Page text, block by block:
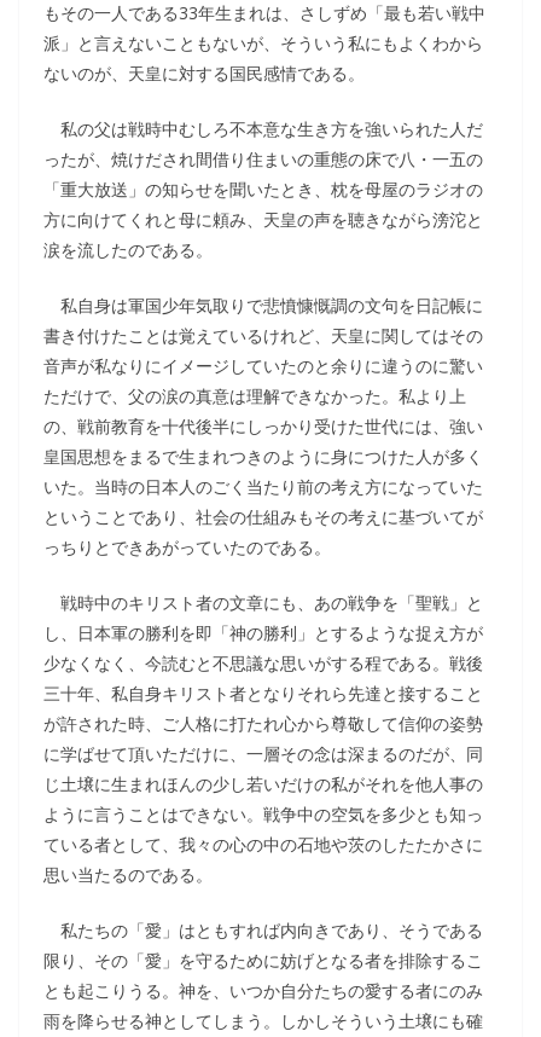
もその一人である33年生まれは、さしずめ「最も若い戦中
派」と言えないこともないが、そういう私にもよくわから
ないのが、天皇に対する国民感情である。
私の父は戦時中むしろ不本意な生き方を強いられた人だ
ったが、焼けだされ間借り住まいの重態の床で八・一五の
「重大放送」の知らせを聞いたとき、枕を母屋のラジオの
方に向けてくれと母に頼み、天皇の声を聴きながら滂沱と
涙を流したのである。
私自身は軍国少年気取りで悲憤慷慨調の文句を日記帳に
書き付けたことは覚えているけれど、天皇に関してはその
音声が私なりにイメージしていたのと余りに違うのに驚い
ただけで、父の涙の真意は理解できなかった。私より上
の、戦前教育を十代後半にしっかり受けた世代には、強い
皇国思想をまるで生まれつきのように身につけた人が多く
いた。当時の日本人のごく当たり前の考え方になっていた
ということであり、社会の仕組みもその考えに基づいてが
っちりとできあがっていたのである。
戦時中のキリスト者の文章にも、あの戦争を「聖戦」と
し、日本軍の勝利を即「神の勝利」とするような捉え方が
少なくなく、今読むと不思議な思いがする程である。戦後
三十年、私自身キリスト者となりそれら先達と接すること
が許された時、ご人格に打たれ心から尊敬して信仰の姿勢
に学ばせて頂いただけに、一層その念は深まるのだが、同
じ土壌に生まれほんの少し若いだけの私がそれを他人事の
ように言うことはできない。戦争中の空気を多少とも知っ
ている者として、我々の心の中の石地や茨のしたたかさに
思い当たるのである。
私たちの「愛」はともすれば内向きであり、そうである
限り、その「愛」を守るために妨げとなる者を排除するこ
とも起こりうる。神を、いつか自分たちの愛する者にのみ
雨を降らせる神としてしまう。しかしそういう土壌にも確